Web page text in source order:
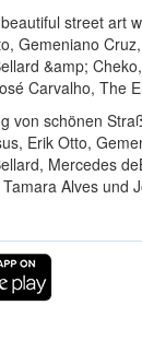
street art
Gemeniano
&amp;
Carvalho, The
von schönen
Erik Otto,
Mercedes
Alves und